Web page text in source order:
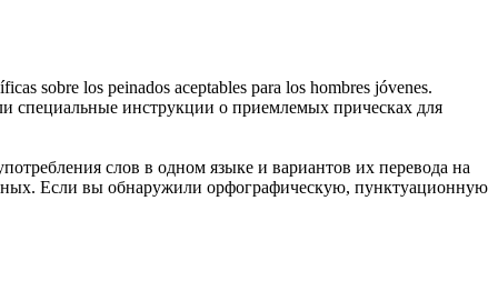
sobre los peinados aceptables para los hombres jóvenes.
специальные инструкции о приемлемых прическах для
слов в одном языке и вариантов их перевода на
Если вы обнаружили орфографическую, пунктуационную